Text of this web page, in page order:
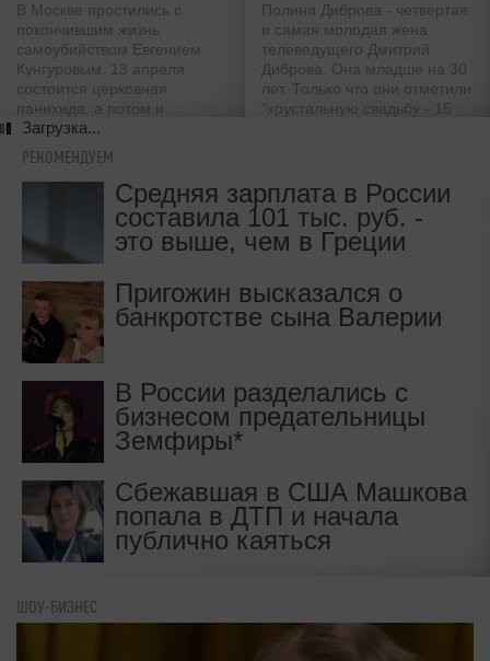
В Москве простились с
покончившим жизнь
самоубийством Евгением
Кунгуровым. 13 апреля
состоится церковная
панихида, а потом и
похороны на его малой
родине - в городе Заречный
Свердловской области.
Полина Диброва - четвертая
и самая молодая жена
телеведущего Дмитрий
Диброва. Она младше на 30
лет. Только что они отметили
"хрустальную свадьбу - 15
"Утро.ру"
Загрузка...
РЕКОМЕНДУЕМ
Средняя зарплата в России
составила 101 тыс. руб. -
это выше, чем в Греции
Пригожин высказался о
банкротстве сына Валерии
В России разделались с
бизнесом предательницы
Земфиры*
Сбежавшая в США Машкова
попала в ДТП и начала
публично каяться
ШОУ-БИЗНЕС